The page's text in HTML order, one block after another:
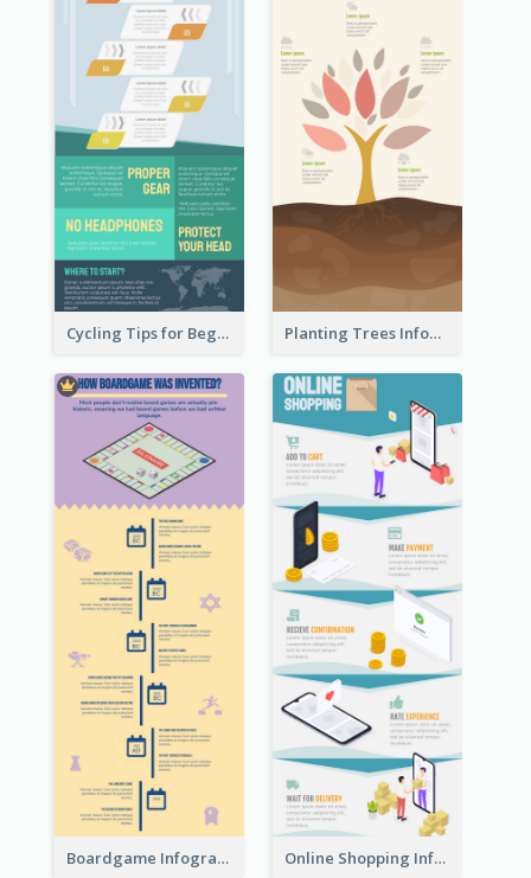
Cycling Tips for Beginners Infographic Planting Trees Infographic
Boardgame Infographic Online Shopping Infographic